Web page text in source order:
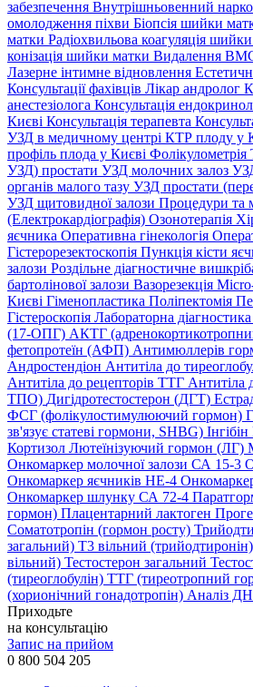
забезпечення Внутрішньовенний
омолодження піхви Біопсія шийки
матки Радіохвильова коагуляція
конізація шийки матки Видалення
Лазерне інтимне відновлення
Консультації фахівців Лікар андролог
анестезіолога Консультація
Києві Консультація терапевта
УЗД в медичному центрі КТР плоду у
профіль плода у Києві Фолікулометрія
УЗД) простати УЗД молочних залоз
органів малого тазу УЗД простати
УЗД щитовидної залози Процедури та
(Електрокардіографія) Озонотерапія
яєчника Оперативна гінекологія
Гістерорезектоскопія Пункція кісти
залози Роздільне діагностичне
бартолінової залози Вазорезекція
Києві Гіменопластика Поліпектомія
Гістероскопія Лабораторна діагностика
(17-ОПГ) АКТГ
фетопротеїн (АФП) Антимюллерів
Андростендіон Антитіла до
Антитіла до рецепторів ТТГ Антитіла
ТПО) Дигідротестостерон (ДГТ)
ФСГ (фолікулостимулюючий гормон)
зв'язує статеві гормони, SHBG)
Кортизол Лютеїнізуючий гормон (ЛГ)
Онкомаркер молочної залози СА 15-3
Онкомаркер яєчників НЕ-4
Онкомаркер шлунку СА 72-4
гормон) Плацентарний лактоген
Соматотропін (гормон росту)
загальний) Т3 вільний (трийодтиронін)
вільний) Тестостерон загальний
(тиреоглобулін) ТТГ (тиреотропний
(хорионічний гонадотропін) Аналіз
Приходьте
на консультацію
Запис на прийом
0 800 504 205